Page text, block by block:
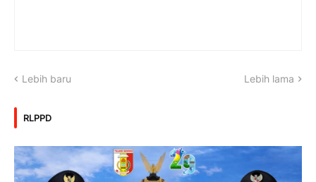
Lebih baru Lebih lama
RLPPD